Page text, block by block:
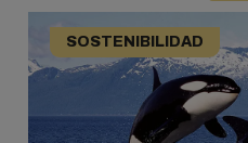
SOSTENIBILIDAD